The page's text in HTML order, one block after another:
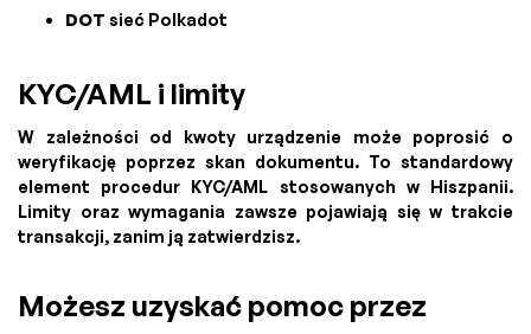
DOT sieć Polkadot
KYC/AML i limity
W zależności od kwoty urządzenie może poprosić o
weryfikację poprzez skan dokumentu. To standardowy
element procedur KYC/AML stosowanych w Hiszpanii.
Limity oraz wymagania zawsze pojawiają się w trakcie
transakcji, zanim ją zatwierdzisz.
Możesz uzyskać pomoc przez